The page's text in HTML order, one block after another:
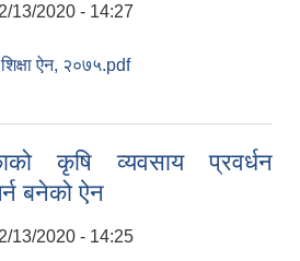
13/2020 - 14:27
ऐन, २०७५.pdf
कृषि व्यवसाय प्रवर्धन
बनेको ऐन
13/2020 - 14:25